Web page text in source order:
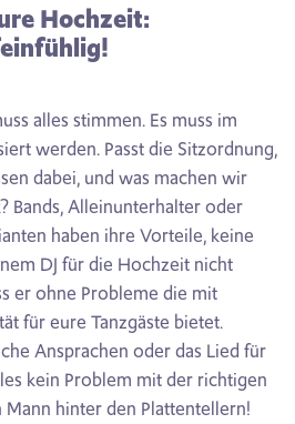
Hochzeit:
alles stimmen. Es muss im
werden. Passt die Sitzordnung,
dabei, und was machen wir
Bands, Alleinunterhalter oder
haben ihre Vorteile, keine
DJ für die Hochzeit nicht
er ohne Probleme die mit
für eure Tanzgäste bietet.
Ansprachen oder das Lied für
kein Problem mit der richtigen
hinter den Plattentellern!